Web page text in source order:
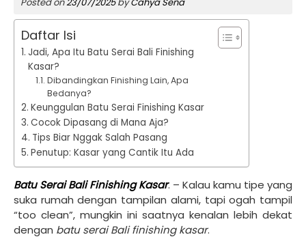
Daftar Isi
Jadi, Apa Itu Batu Serai Bali Finishing
Kasar?
Dibandingkan Finishing Lain, Apa
Bedanya?
Keunggulan Batu Serai Finishing Kasar
Cocok Dipasang di Mana Aja?
Tips Biar Nggak Salah Pasang
Penutup: Kasar yang Cantik Itu Ada
Batu Serai Bali Finishing Kasar. – Kalau kamu tipe yang
suka rumah dengan tampilan alami, tapi ogah tampil
“too clean”, mungkin ini saatnya kenalan lebih dekat
dengan batu serai Bali finishing kasar.